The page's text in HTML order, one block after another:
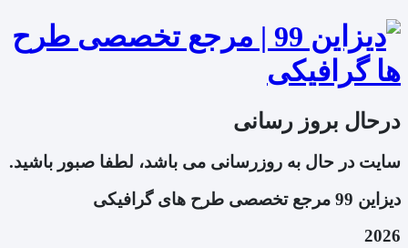
درحال بروز رسانی
سایت در حال به روزرسانی می باشد، لطفا صبور باشید.
دیزاین 99 مرجع تخصصی طرح های گرافیکی
2026